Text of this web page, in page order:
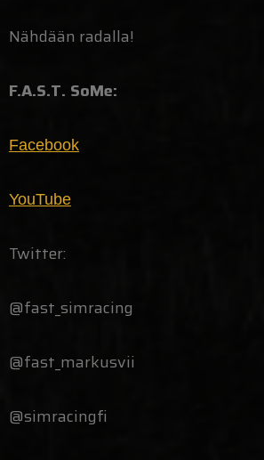
Nähdään radalla!
F.A.S.T. SoMe:
Facebook
YouTube
Twitter:
@fast_simracing
@fast_markusvii
@simracingfi